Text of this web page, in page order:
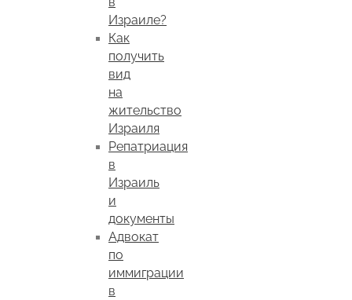
Израиле?
Как
получить
вид
на
жительство
Израиля
Репатриация
в
Израиль
и
документы
Адвокат
по
иммиграции
в